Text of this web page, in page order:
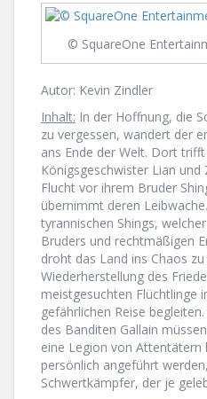
© SquareOne
Autor: Kevin Zindler
Inhalt: In der Hoffnung, die
zu vergessen, wandert der
ans Ende der Welt. Dort
Königsgeschwister Lian
Flucht vor ihrem Bruder
übernimmt deren
tyrannischen Shings,
Bruders und rechtmäßigen
droht das Land ins Chaos
Wiederherstellung des
meistgesuchten Flüchtlinge
gefährlichen Reise
des Banditen Gallain
eine Legion von Attentätern
persönlich angeführt
Schwertkämpfer, der je